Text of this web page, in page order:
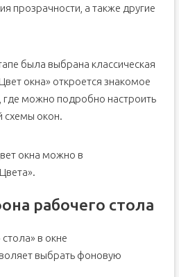
прозрачности, а также другие
была выбрана классическая
окна» откроется знакомое
где можно подробно настроить
схемы окон.
окна можно в
рабочего стола
в окне
выбрать фоновую